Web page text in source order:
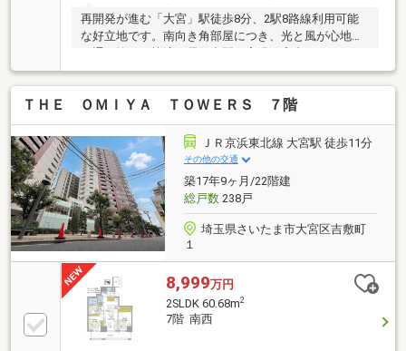
再開発が進む「大宮」駅徒歩8分、2駅8路線利用可能
な好立地です。南向き角部屋につき、光と風が心地よ
キッチンや1400×1800サイズのゆとりある浴室など、
水回りも含め新規リノベーション済みで快適に生活を
スタートできます。オートロックや宅配ボックスなど
共用設備も充実し、安心で利便性の高い暮らしを提供
します。周辺は買物施設や飲食店が揃う暮らしやすい
環境です。ご内覧・詳細につきましては、ぜひお気軽
にお問い合わせください。
ＴＨＥ ＯＭＩＹＡ ＴＯＷＥＲＳ ７階
ＪＲ京浜東北線 大宮駅 徒歩11分
その他の交通
築17年9ヶ月/22階建
総戸数238戸
埼玉県さいたま市大宮区吉敷町
１
8,999万円
2SLDK 60.68m2
7階 南西